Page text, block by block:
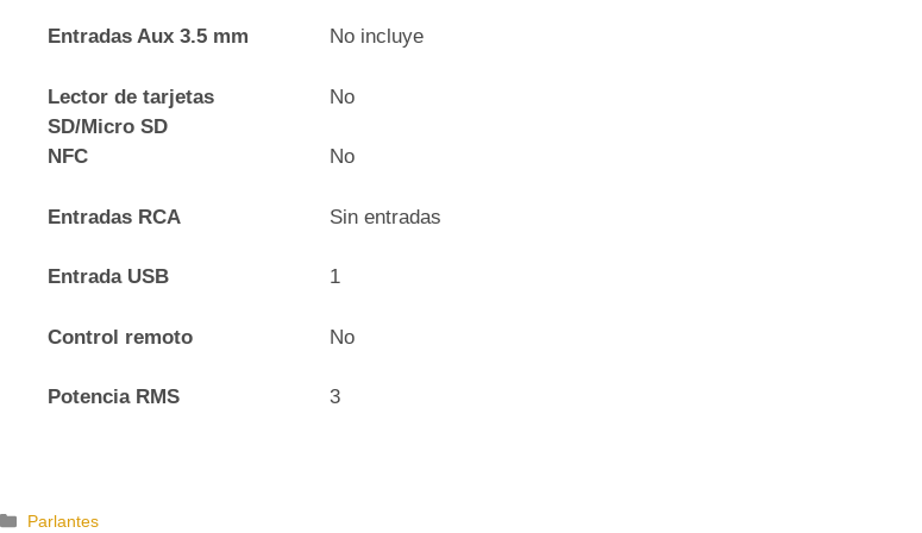
Entradas Aux 3.5 mm No incluye
Lector de tarjetas
SD/Micro SD
No
NFC No
Entradas RCA Sin entradas
Entrada USB 1
Control remoto No
Potencia RMS 3
C
Parlantes